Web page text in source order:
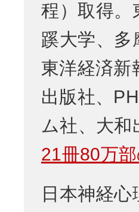
程）取得。
蹊大学、多
東洋経済新
出版社、
ム社、大和
21冊80万
日本神経